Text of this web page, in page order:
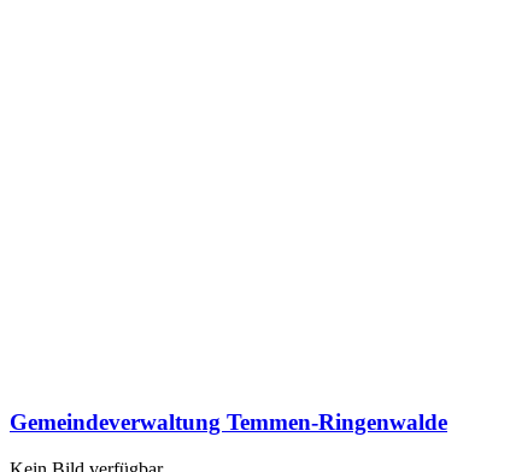
Gemeindeverwaltung Temmen-Ringenwalde